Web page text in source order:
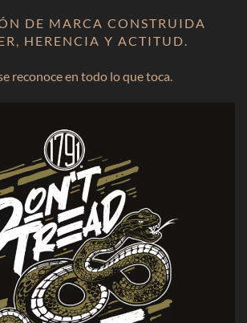
DE MARCA CONSTRUIDA
HERENCIA Y ACTITUD.
reconoce en todo lo que toca.